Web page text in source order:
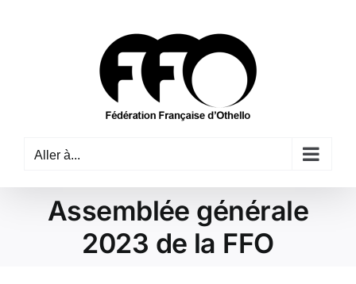
Aller à...
Assemblée générale
2023 de la FFO